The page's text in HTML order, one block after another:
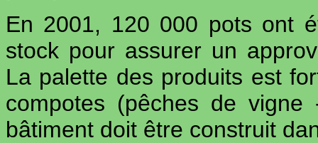
En 2001, 120 000 pots ont
stock pour assurer un
La palette des produits est
compotes (pêches de
bâtiment doit être construit